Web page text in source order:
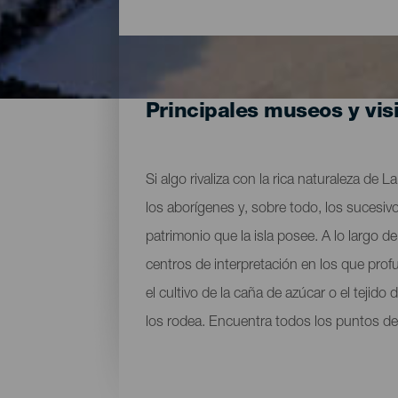
Principales museos y
Si algo rivaliza con la rica naturaleza de
los aborígenes y, sobre todo, los
patrimonio que la isla posee. A lo largo
centros de interpretación en los que
el cultivo de la caña de azúcar o el tejido
los rodea. Encuentra todos los puntos